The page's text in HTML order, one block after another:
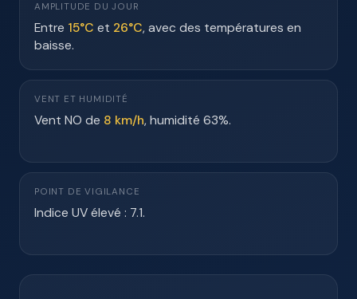
AMPLITUDE DU JOUR
Entre 15°C et 26°C, avec des températures en
baisse.
VENT ET HUMIDITÉ
Vent NO de 8 km/h, humidité 63%.
POINT DE VIGILANCE
Indice UV élevé : 7.1.